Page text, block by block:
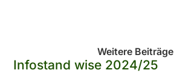
Weitere Beiträge
Infostand wise 2024/25